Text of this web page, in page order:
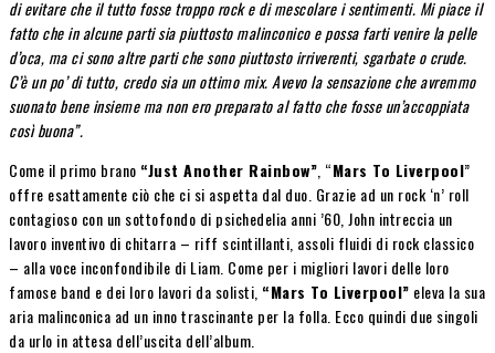
di evitare che il tutto fosse troppo rock e di mescolare i sentimenti. Mi piace il
fatto che in alcune parti sia piuttosto malinconico e possa farti venire la pelle
d’oca, ma ci sono altre parti che sono piuttosto irriverenti, sgarbate o crude.
C’è un po’ di tutto, credo sia un ottimo mix. Avevo la sensazione che avremmo
suonato bene insieme ma non ero preparato al fatto che fosse un’accoppiata
così buona”.
Come il primo brano “Just Another Rainbow” , “Mars To Liverpool”
offre esattamente ciò che ci si aspetta dal duo. Grazie ad un rock ‘n’ roll
contagioso con un sottofondo di psichedelia anni ’60, John intreccia un
lavoro inventivo di chitarra – riff scintillanti, assoli fluidi di rock classico
– alla voce inconfondibile di Liam. Come per i migliori lavori delle loro
famose band e dei loro lavori da solisti, “Mars To Liverpool” eleva la sua
aria malinconica ad un inno trascinante per la folla. Ecco quindi due singoli
da urlo in attesa dell’uscita dell’album.